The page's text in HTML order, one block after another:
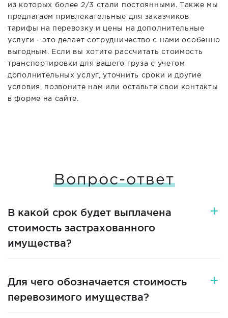
из которых более 2/3 стали постоянными. Также мы
предлагаем привлекательные для заказчиков
тарифы на перевозку и цены на дополнительные
услуги - это делает сотрудничество с нами особенно
выгодным. Если вы хотите рассчитать стоимость
транспортировки для вашего груза с учетом
дополнительных услуг, уточнить сроки и другие
условия, позвоните нам или оставьте свои контакты
в форме на сайте.
Вопрос-ответ
В какой срок будет выплачена
стоимость застрахованного
имущества?
Для чего обозначается стоимость
перевозимого имущества?